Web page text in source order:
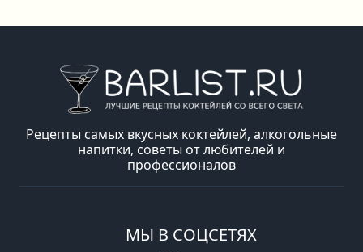
Рецепты самых вкусных коктейлей, алкогольные
напитки, советы от любителей и
профессионалов
МЫ В СОЦСЕТЯХ